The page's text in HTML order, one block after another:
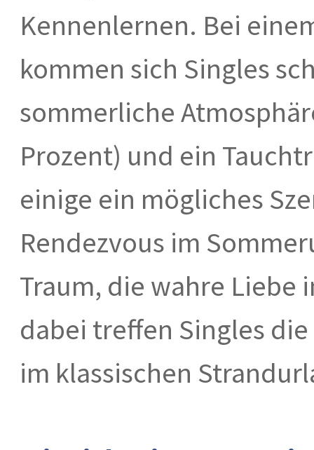
Kennenlernen. Bei
kommen sich Singles
sommerliche
Prozent) und ein
einige ein mögliches
Rendezvous im
Traum, die wahre Liebe
dabei treffen Singles
im klassischen